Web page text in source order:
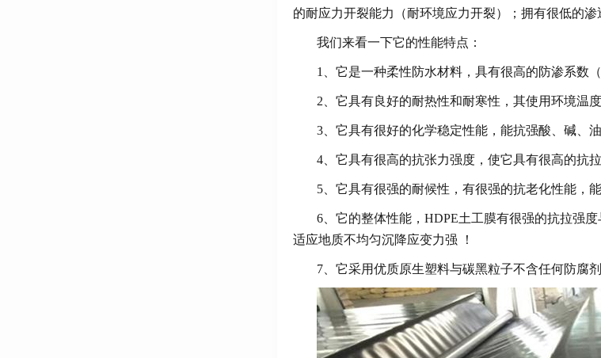
的耐应力开裂能力（耐环境应力开裂）；拥有很低的
我们来看一下它的性能特点：
1、它是一种柔性防水材料，具有很高的防渗系数（
2、它具有良好的耐热性和耐寒性，其使用环境温
3、它具有很好的化学稳定性能，能抗强酸、碱、
4、它具有很高的抗张力强度，使它具有很高的抗
5、它具有很强的耐候性，有很强的抗老化性能，
6、它的整体性能，HDPE土工膜有很强的抗拉强
适应地质不均匀沉降应变力强 ！
7、它采用优质原生塑料与碳黑粒子不含任何防腐